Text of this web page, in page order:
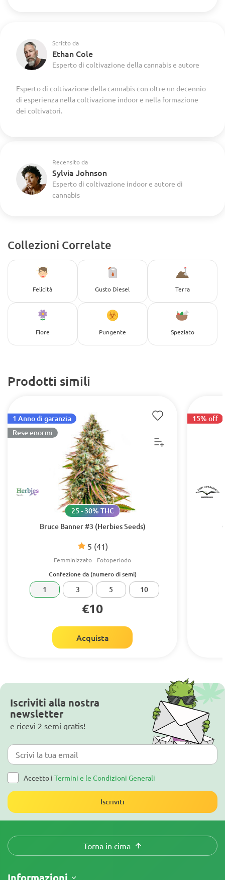
Scritto da
Ethan Cole
Esperto di coltivazione della cannabis e autore
Esperto di coltivazione della cannabis con oltre un decennio
di esperienza nella coltivazione indoor e nella formazione
dei coltivatori.
Recensito da
Sylvia Johnson
Esperto di coltivazione indoor e autore di
cannabis
Collezioni Correlate
Felicità Gusto Diesel Terra
Fiore Pungente Speziato
Prodotti simili
Bruce Banner #3 (Herbies Seeds)
5 (41)
25 - 30% THC
Femminizzato Fotoperiodo
1 Anno di garanzia
Rese enormi
Confezione da (numero di semi)
1 3 5 10
€10
Acquista
15% off
Iscriviti alla nostra
newsletter
e ricevi 2 semi gratis!
Accetto i Termini e le Condizioni Generali
Iscriviti
Torna in cima